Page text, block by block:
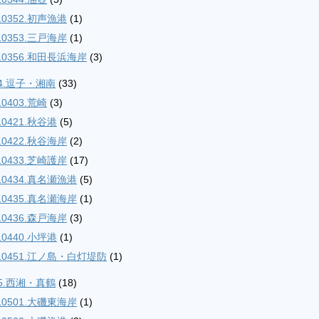
初声漁港 (1)
三戸海岸 (1)
和田長浜海岸 (3)
逗子・湘南 (33)
荒崎 (3)
秋谷港 (5)
秋谷海岸 (2)
芝崎護岸 (17)
真名瀬漁港 (5)
真名瀬海岸 (1)
森戸海岸 (3)
小坪港 (1)
江ノ島・白灯堤防 (1)
西湘・真鶴 (18)
大磯東海岸 (1)